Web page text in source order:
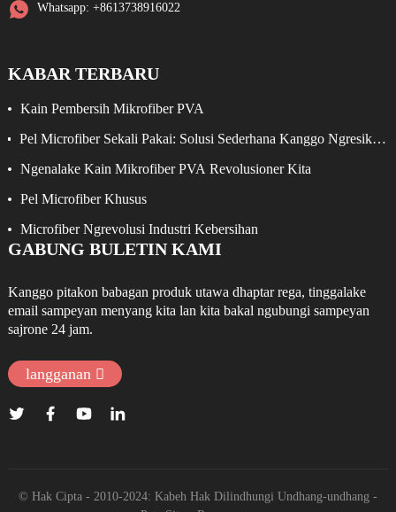
Whatsapp: +8613738916022
KABAR TERBARU
Kain Pembersih Mikrofiber PVA
Pel Microfiber Sekali Pakai: Solusi Sederhana Kanggo Ngresiki
Ngenalake Kain Mikrofiber PVA Revolusioner Kita
Pel Microfiber Khusus
Microfiber Ngrevolusi Industri Kebersihan
GABUNG BULETIN KAMI
Kanggo pitakon babagan produk utawa dhaptar rega, tinggalake
email sampeyan menyang kita lan kita bakal ngubungi sampeyan
sajrone 24 jam.
langganan
© Hak Cipta - 2010-2024: Kabeh Hak Dilindhungi Undhang-undhang -